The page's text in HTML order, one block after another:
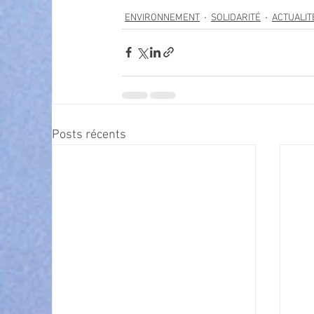
ENVIRONNEMENT SOLIDARITÉ
Posts récents